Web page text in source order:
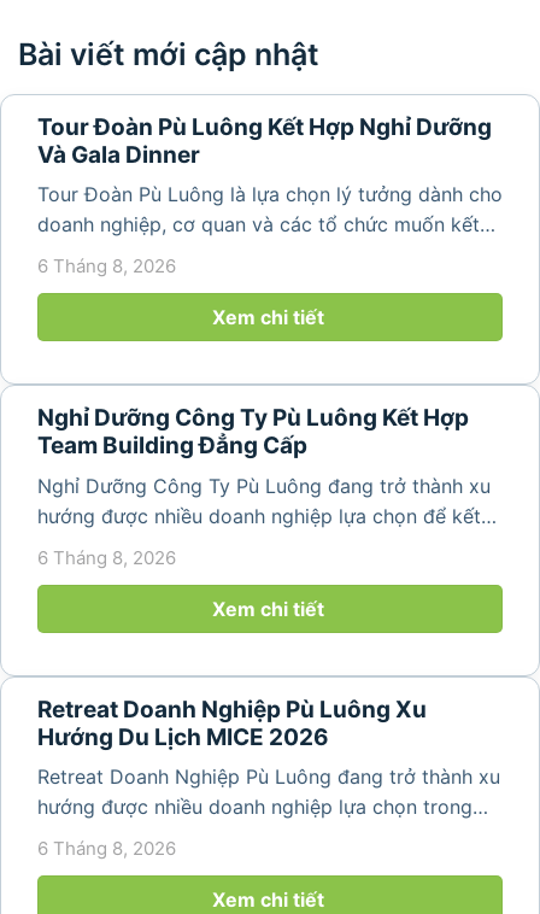
Bài viết mới cập nhật
Tour Đoàn Pù Luông Kết Hợp Nghỉ Dưỡng
Và Gala Dinner
Tour Đoàn Pù Luông là lựa chọn lý tưởng dành cho
doanh nghiệp, cơ quan và các tổ chức muốn kết
hợp nghỉ dưỡng, tham quan và tổ chức các hoạt
nguyên sơ, không khí...
6 Tháng 8, 2026
Xem chi tiết
Nghỉ Dưỡng Công Ty Pù Luông Kết Hợp
Team Building Đẳng Cấp
Nghỉ Dưỡng Công Ty Pù Luông đang trở thành xu
hướng được nhiều doanh nghiệp lựa chọn để kết
hợp giữa nghỉ ngơi, tái tạo năng lượng và xây
dựng tinh thần đồng đội. Thay vì những chuyến du
lịch đơn thuần, nhiều công ty...
6 Tháng 8, 2026
Xem chi tiết
Retreat Doanh Nghiệp Pù Luông Xu
Hướng Du Lịch MICE 2026
Retreat Doanh Nghiệp Pù Luông đang trở thành xu
hướng được nhiều doanh nghiệp lựa chọn trong
năm 2026 khi nhu cầu kết hợp nghỉ dưỡng, hội
mang đến khoảng thời gian thư giãn...
6 Tháng 8, 2026
Xem chi tiết